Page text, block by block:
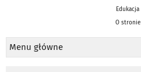
Edukacja
O stronie
Menu główne